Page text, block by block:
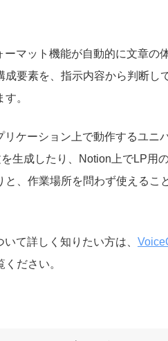
マット機能が自動的に文章の
要素を、指示内容から判断し
。
ケーション上で動作するユニ
生成したり、Notion上でLP用
と、作業場所を問わず使えるこ
て詳しく知りたい方は、
ださい。